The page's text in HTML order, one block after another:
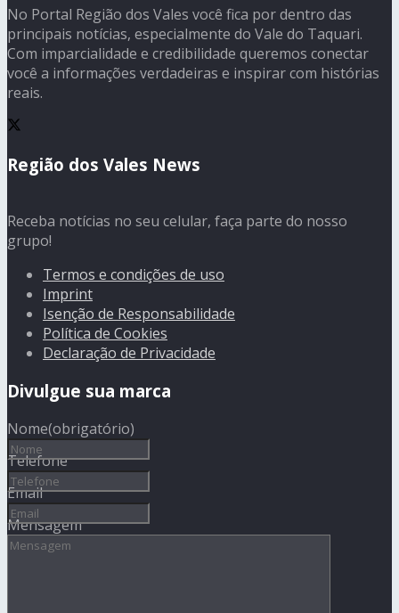
No Portal Região dos Vales você fica por dentro das
principais notícias, especialmente do Vale do Taquari.
Com imparcialidade e credibilidade queremos conectar
você a informações verdadeiras e inspirar com histórias
reais.
Região dos Vales News
Receba notícias no seu celular, faça parte do nosso
grupo!
Termos e condições de uso
Imprint
Isenção de Responsabilidade
Política de Cookies
Declaração de Privacidade
Divulgue sua marca
Nome(obrigatório)
Telefone
Email
Mensagem